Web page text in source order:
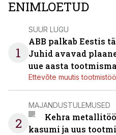
ENIMLOETUD
1
SUUR LUGU
ABB palkab Eestis
Juhid avavad
uue aasta
Ettevõte muutis
2
MAJANDUSTULEMUSED
Kehra
kasumi ja uus